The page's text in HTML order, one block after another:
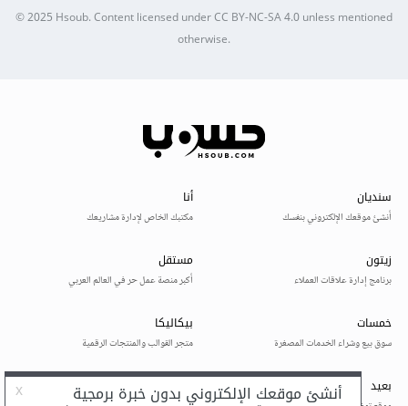
© 2025 Hsoub.Content licensed underCC BY-NC-SA 4.0unless mentioned
otherwise.